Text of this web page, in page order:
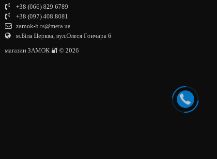
+38 (066) 829 6789
+38 (097) 408 8081
zamok-b.ts@meta.ua
м.Біла Церква, вул.Олеся Гончара 6
магазин ЗАМОК 🔐 © 2026